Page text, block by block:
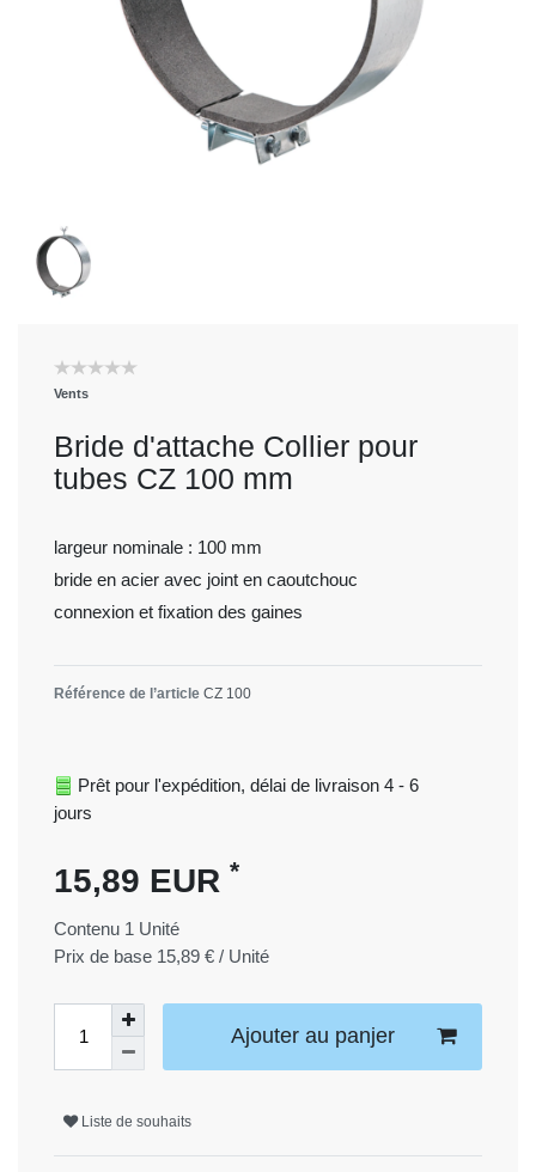
Vents
Bride d'attache Collier pour
tubes CZ 100 mm
largeur nominale : 100 mm
bride en acier avec joint en caoutchouc
connexion et fixation des gaines
Référence de l’article СZ 100
Prêt pour l'expédition, délai de livraison 4 - 6
jours
15,89 EUR *
Contenu 1 Unité
Prix de base 15,89 € / Unité
Ajouter au panjer
Liste de souhaits